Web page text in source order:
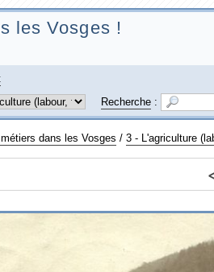
les Vosges !
Recherche:
dans les Vosges / 3 - L'agriculture